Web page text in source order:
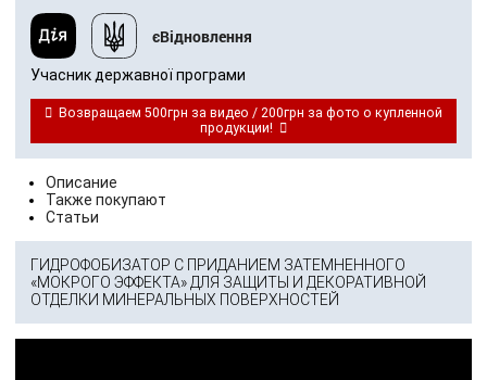
єВідновлення
Учасник державної програми
Возвращаем 500грн за видео / 200грн за фото о купленной
продукции!
Описание
Также покупают
Статьи
ГИДРОФОБИЗАТОР С ПРИДАНИЕМ ЗАТЕМНЕННОГО
«МОКРОГО ЭФФЕКТА» ДЛЯ ЗАЩИТЫ И ДЕКОРАТИВНОЙ
ОТДЕЛКИ МИНЕРАЛЬНЫХ ПОВЕРХНОСТЕЙ